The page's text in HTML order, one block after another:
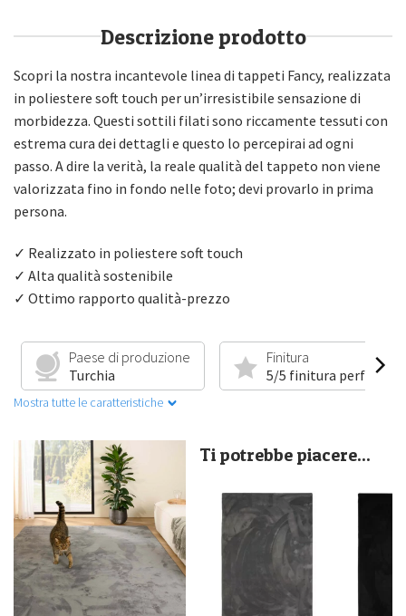
Descrizione prodotto
Scopri la nostra incantevole linea di tappeti Fancy, realizzata
in poliestere soft touch per un’irresistibile sensazione di
morbidezza. Questi sottili filati sono riccamente tessuti con
estrema cura dei dettagli e questo lo percepirai ad ogni
passo. A dire la verità, la reale qualità del tappeto non viene
valorizzata fino in fondo nelle foto; devi provarlo in prima
persona.
✓ Realizzato in poliestere soft touch
✓ Alta qualità sostenibile
✓ Ottimo rapporto qualità-prezzo
Paese di produzione
Turchia
Finitura
5/5 finitura perfetta
Mostra tutte le caratteristiche
Ti potrebbe piacere...